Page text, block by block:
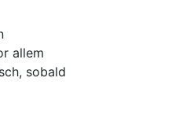
allem
sobald